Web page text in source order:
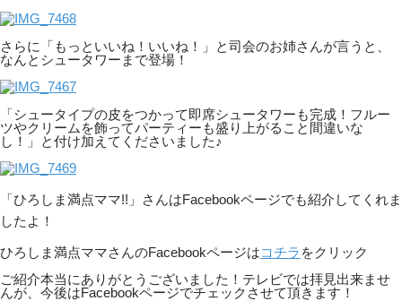
さらに「もっといいね！いいね！」と司会のお姉さんが言うと、
なんとシュータワーまで登場！
「シュータイプの皮をつかって即席シュータワーも完成！フルー
ツやクリームを飾ってパーティーも盛り上がること間違いな
し！」と付け加えてくださいました♪
「ひろしま満点ママ!!」さんはFacebookページでも紹介してくれま
したよ！
ひろしま満点ママさんのFacebookページはコチラ をクリック
ご紹介本当にありがとうございました！テレビでは拝見出来ませ
んが、今後はFacebookページでチェックさせて頂きます！